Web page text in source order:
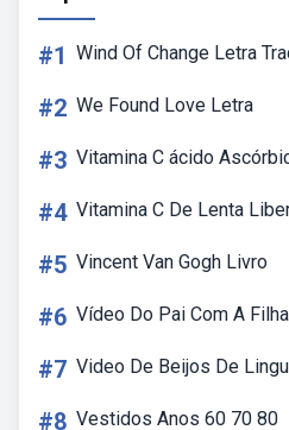
#1 Wind Of Change Letra
#2 We Found Love Letra
#3 Vitamina C ácido
#4 Vitamina C De Lenta
#5 Vincent Van Gogh Livro
#6 Vídeo Do Pai Com A
#7 Video De Beijos De
#8 Vestidos Anos 60 70 80